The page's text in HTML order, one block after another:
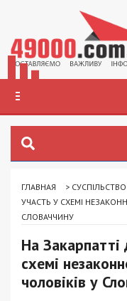
ГЛАВНАЯ > СУСПІЛЬСТВО
УЧАСТЬ У СХЕМІ
СЛОВАЧЧИНУ
На Закарпатті
схемі
чоловіків у